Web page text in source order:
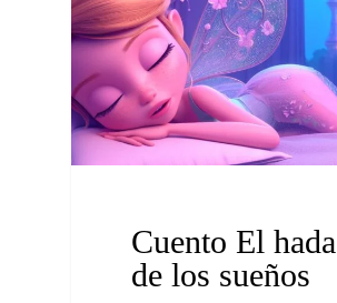
Cuento El hada
de los sueños